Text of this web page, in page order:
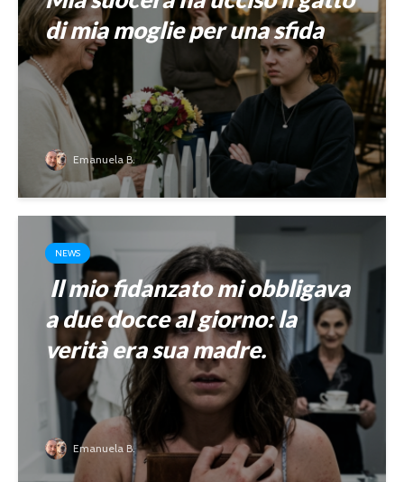
di mia moglie per una sfida
Emanuela B.
NEWS
Il mio fidanzato mi obbligava
a due docce al giorno: la
verità era sua madre.
Emanuela B.